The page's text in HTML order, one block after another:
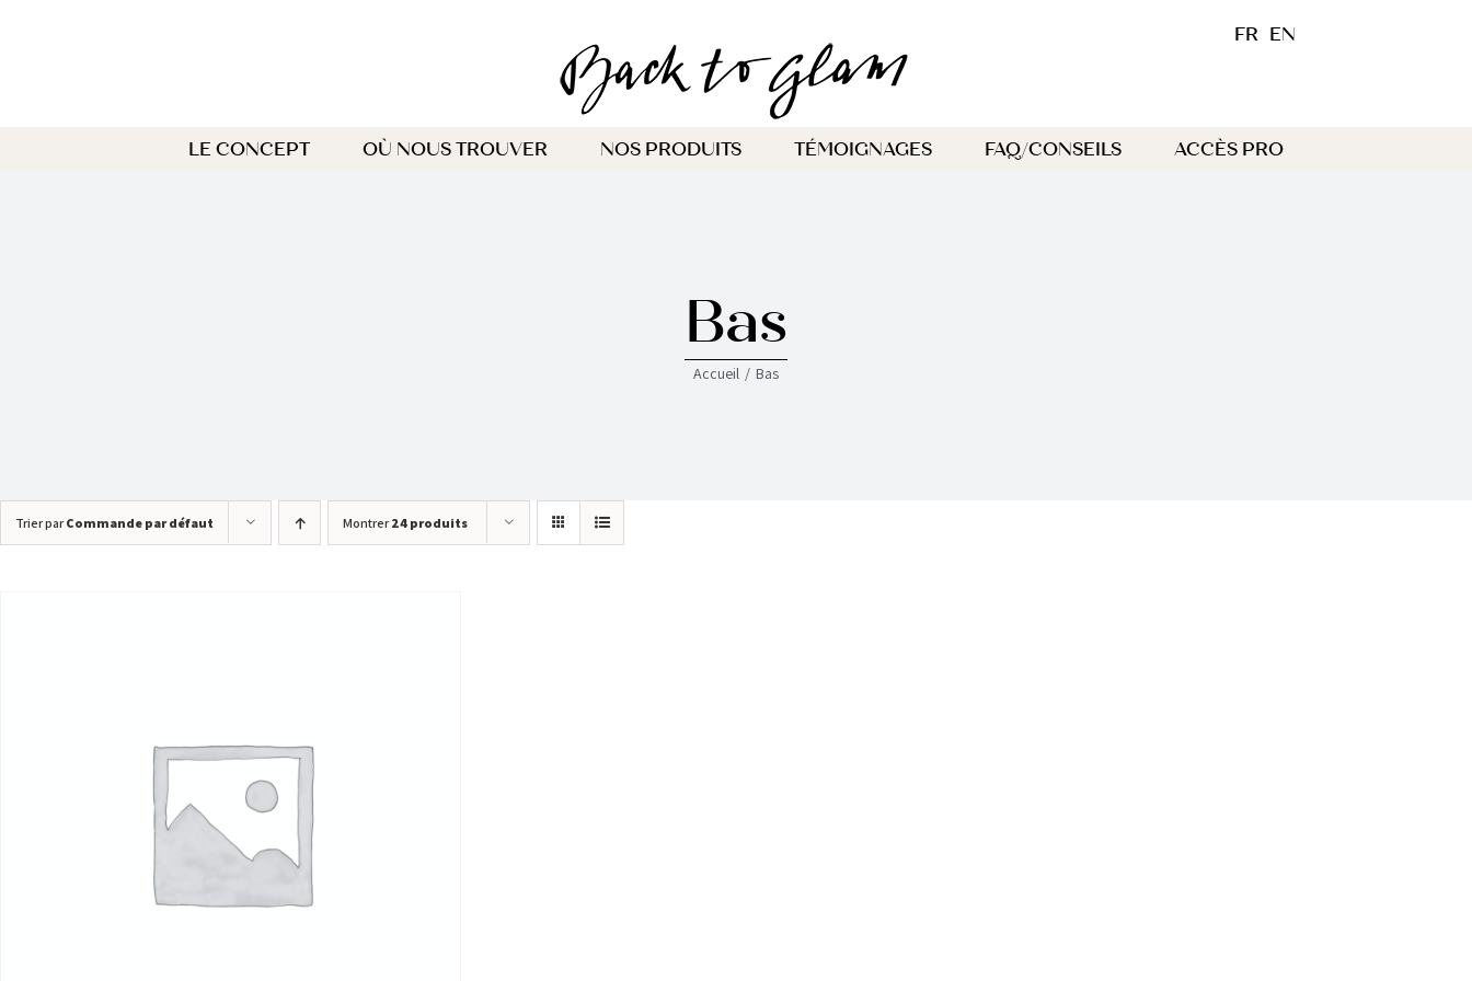
FR EN
LE CONCEPT OÙ NOUS TROUVER NOS PRODUITS TÉMOIGNAGES FAQ/CONSEILS ACCÈS PRO
Bas
Accueil Bas
Trier parCommande par défaut Montrer24 produits